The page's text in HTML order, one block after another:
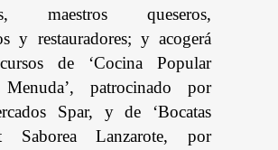
maestros queseros,
y restauradores; y acogerá
de ‘Cocina Popular
patrocinado por
Spar, y de ‘Bocatas
Saborea Lanzarote, por